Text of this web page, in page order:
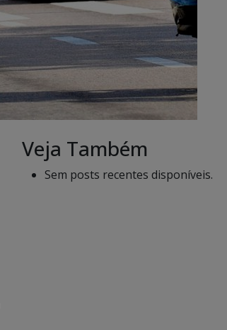
Veja Também
Sem posts recentes disponíveis.